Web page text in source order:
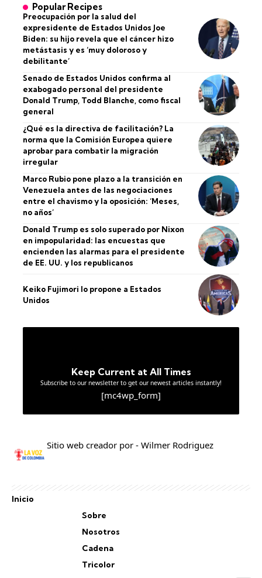
Popular Recipes
Preocupación por la salud del
expresidente de Estados Unidos Joe
Biden: su hijo revela que el cáncer hizo
metástasis y es ‘muy doloroso y
debilitante’
Senado de Estados Unidos confirma al
exabogado personal del presidente
Donald Trump, Todd Blanche, como fiscal
general
¿Qué es la directiva de facilitación? La
norma que la Comisión Europea quiere
aprobar para combatir la migración
irregular
Marco Rubio pone plazo a la transición en
Venezuela antes de las negociaciones
entre el chavismo y la oposición: ‘Meses,
no años’
Donald Trump es solo superado por Nixon
en impopularidad: las encuestas que
encienden las alarmas para el presidente
de EE. UU. y los republicanos
Keiko Fujimori lo propone a Estados
Unidos
Keep Current at All Times
Subscribe to our newsletter to get our newest articles instantly!
[mc4wp_form]
Sitio web creador por - Wilmer Rodriguez
Inicio
Sobre
Nosotros
Cadena
Tricolor